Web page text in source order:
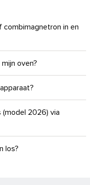
combimagnetron in en
oven?
2026) via
los?